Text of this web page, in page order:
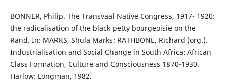
BONNER, Philip. The Transvaal Native Congress, 1917- 1920:
the radicalisation of the black petty bourgeoisie on the
Rand. In: MARKS, Shula Marks; RATHBONE, Richard (org.).
Industrialisation and Social Change in South Africa: African
Class Formation, Culture and Consciousness 1870-1930.
Harlow: Longman, 1982.